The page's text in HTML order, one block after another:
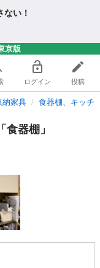
い！
京版
ログイン 投稿
納家具 食器棚、キッチ
器棚」